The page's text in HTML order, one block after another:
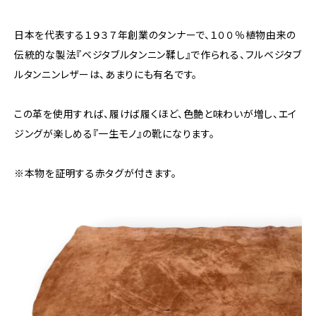
日本を代表する１９３７年創業のタンナーで、１００％植物由来の
伝統的な製法『ベジタブルタンニン鞣し』で作られる、フルベジタブ
ルタンニンレザーは、あまりにも有名です。
この革を使用すれば、履けば履くほど、色艶と味わいが増し、エイ
ジングが楽しめる『一生モノ』の靴になります。
※本物を証明する赤タグが付きます。